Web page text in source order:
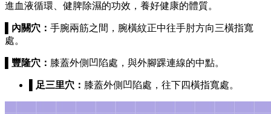
進血液循環、健脾除濕的功效，養好健康的體質。
▌內關穴： 手腕兩筋之間，腕橫紋正中往手肘方向三橫指寬
處。
▌豐隆穴： 膝蓋外側凹陷處，與外腳踝連線的中點。
▌足三里穴： 膝蓋外側凹陷處，往下四橫指寬處。